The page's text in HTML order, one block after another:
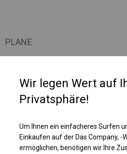
PLANE
zusätzliche Heizung benötigt, ist die Wahl
Inneren können Sie Wärmestrahler oder
ihre Funktionen erfüllen.
Einzelheiten
Wir legen Wert auf
Privatsphäre!
Um Ihnen ein einfacheres Surfen
Einkaufen auf der Das Company, -
ermöglichen, benötigen wir Ihre